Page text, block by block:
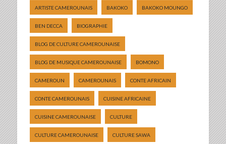
ARTISTE CAMEROUNAIS BAKOKO BAKOKO MOUNGO
BEN DECCA BIOGRAPHIE
BLOG DE CULTURE CAMEROUNAISE
BLOG DE MUSIQUE CAMEROUNAISE BOMONO
CAMEROUN CAMEROUNAIS CONTE AFRICAIN
CONTE CAMEROUNAIS CUISINE AFRICAINE
CUISINE CAMEROUNAISE CULTURE
CULTURE CAMEROUNAISE CULTURE SAWA